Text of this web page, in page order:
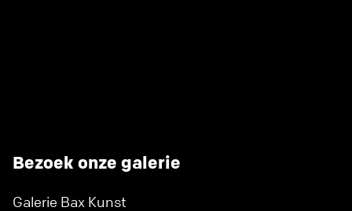
Bezoek onze galerie
Galerie Bax Kunst